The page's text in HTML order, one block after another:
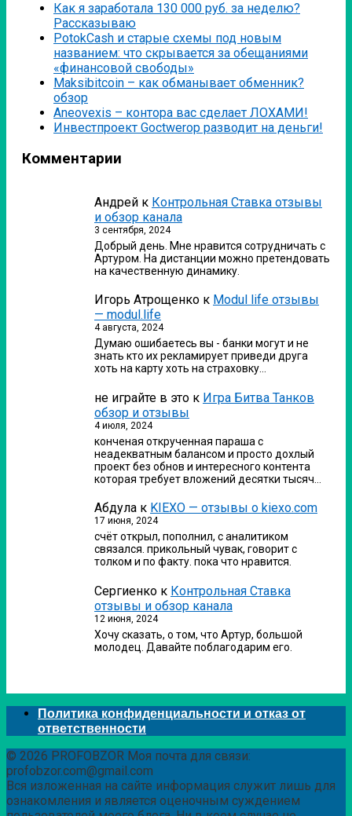
Как я заработала 130 000 руб. за неделю?
Рассказываю
PotokCash и старые схемы под новым
названием: что скрывается за обещаниями
«финансовой свободы»
Мaksibitcoin – как обманывает обменник?
обзор
Аneovexis – контора вас сделает ЛОХАМИ!
Инвестпроект Goctwerop разводит на деньги!
Комментарии
Андрей к Контрольная Ставка отзывы
и обзор канала
3 сентября, 2024
Добрый день. Мне нравится сотрудничать с
Артуром. На дистанции можно претендовать
на качественную динамику.
Игорь Атрощенко к Modul life отзывы
— modul.life
4 августа, 2024
Думаю ошибаетесь вы - банки могут и не
знать кто их рекламирует приведи друга
хоть на карту хоть на страховку…
не играйте в это к Игра Битва Танков
обзор и отзывы
4 июля, 2024
конченая открученная параша с
неадекватным балансом и просто дохлый
проект без обнов и интересного контента
которая требует вложений десятки тысяч…
Абдула к KIEXO — отзывы о kiexo.com
17 июня, 2024
счёт открыл, пополнил, с аналитиком
связался. прикольный чувак, говорит с
толком и по факту. пока что нравится.
Сергиенко к Контрольная Ставка
отзывы и обзор канала
12 июня, 2024
Хочу сказать, о том, что Артур, большой
молодец. Давайте поблагодарим его.
Политика конфиденциальности и отказ от
ответственности
© 2026 PROFOBZOR Моя почта для связи:
profobzor.com@gmail.com
Вся изложенная на сайте информация служит лишь для
ознакомления и является оценочным суждением